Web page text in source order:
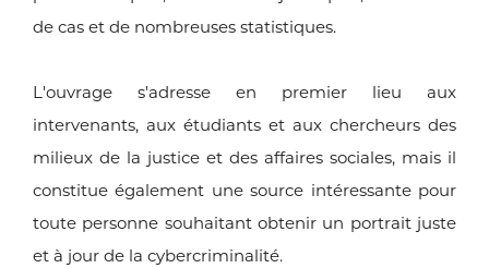
de cas et de nombreuses statistiques.
L'ouvrage s'adresse en premier lieu aux
intervenants, aux étudiants et aux chercheurs des
milieux de la justice et des affaires sociales, mais il
constitue également une source intéressante pour
toute personne souhaitant obtenir un portrait juste
et à jour de la cybercriminalité.